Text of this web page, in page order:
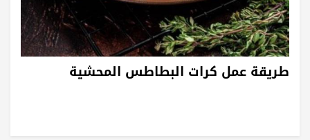
طريقة عمل كرات البطاطس المحشية